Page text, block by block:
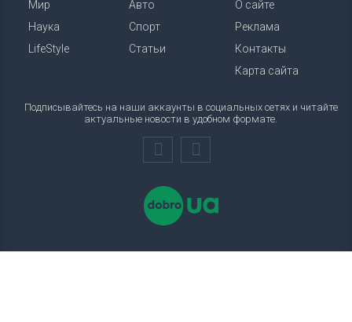
Мир
Наука
LifeStyle
Авто
Спорт
Статьи
О сайте
Реклама
Контакты
Карта сайта
Подписывайтесь на наши аккаунты в социальных сетях и читайте
актуальные новости в удобном формате.